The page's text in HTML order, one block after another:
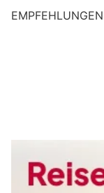
EMPFEHLUNGEN